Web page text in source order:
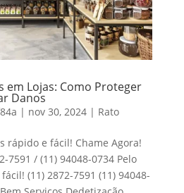
em Lojas: Como Proteger
Danos
| nov 30, 2024| Rato
rápido e fácil! Chame Agora!
7591 / (11) 94048-0734 Pelo
(11) 2872-7591 (11) 94048-